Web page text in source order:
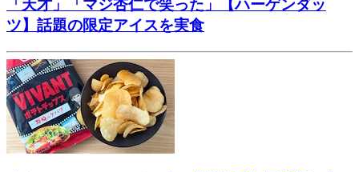
「天才」「マジ杏仁で笑った」【ハーゲンダッ
ツ】話題の限定アイスを実食